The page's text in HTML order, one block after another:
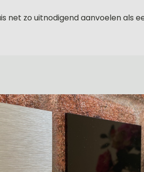
net zo uitnodigend aanvoelen als